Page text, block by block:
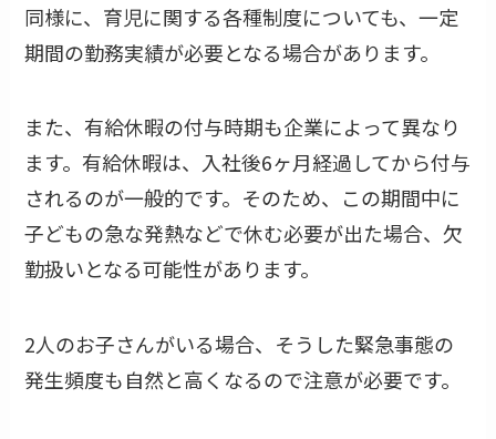
同様に、育児に関する各種制度についても、一定
期間の勤務実績が必要となる場合があります。
また、有給休暇の付与時期も企業によって異なり
ます。有給休暇は、入社後6ヶ月経過してから付与
されるのが一般的です。そのため、この期間中に
子どもの急な発熱などで休む必要が出た場合、欠
勤扱いとなる可能性があります。
2人のお子さんがいる場合、そうした緊急事態の
発生頻度も自然と高くなるので注意が必要です。